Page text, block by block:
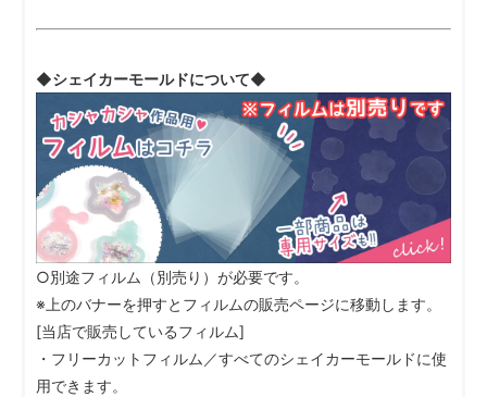
◆シェイカーモールドについて◆
○別途フィルム（別売り）が必要です。
※上のバナーを押すとフィルムの販売ページに移動します。
[当店で販売しているフィルム]
・フリーカットフィルム／すべてのシェイカーモールドに使
用できます。